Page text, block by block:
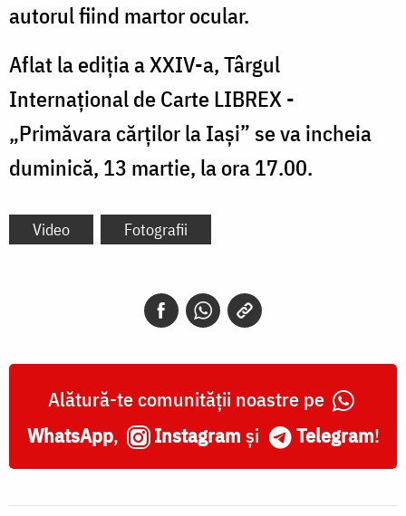
autorul fiind martor ocular.
Aflat la ediția a XXIV-a, Târgul
Internațional de Carte LIBREX -
„Primăvara cărților la Iași” se va incheia
duminică, 13 martie, la ora 17.00.
Video Fotografii
Alătură-te comunității noastre pe
WhatsApp, Instagram și Telegram!